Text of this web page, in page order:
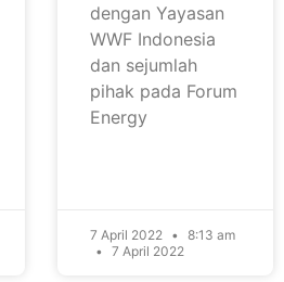
dengan Yayasan
WWF Indonesia
dan sejumlah
pihak pada Forum
Energy
7 April 2022
8:13 am
7 April 2022